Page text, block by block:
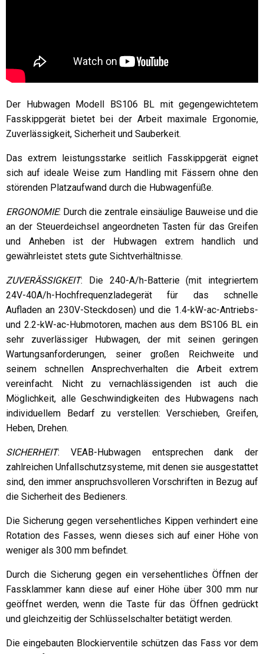
Der Hubwagen Modell BS106 BL mit gegengewichtetem
Fasskippgerät bietet bei der Arbeit maximale Ergonomie,
Zuverlässigkeit, Sicherheit und Sauberkeit.
Das extrem leistungsstarke seitlich Fasskippgerät eignet
sich auf ideale Weise zum Handling mit Fässern ohne den
störenden Platzaufwand durch die Hubwagenfüße.
ERGONOMIE: Durch die zentrale einsäulige Bauweise und die
an der Steuerdeichsel angeordneten Tasten für das Greifen
und Anheben ist der Hubwagen extrem handlich und
gewährleistet stets gute Sichtverhältnisse.
ZUVERÄSSIGKEIT: Die 240-A/h-Batterie (mit integriertem
24V-40A/h-Hochfrequenzladegerät für das schnelle
Aufladen an 230V-Steckdosen) und die 1.4-kW-ac-Antriebs-
und 2.2-kW-ac-Hubmotoren, machen aus dem BS106 BL ein
sehr zuverlässiger Hubwagen, der mit seinen geringen
Wartungsanforderungen, seiner großen Reichweite und
seinem schnellen Ansprechverhalten die Arbeit extrem
vereinfacht. Nicht zu vernachlässigenden ist auch die
Möglichkeit, alle Geschwindigkeiten des Hubwagens nach
individuellem Bedarf zu verstellen: Verschieben, Greifen,
Heben, Drehen.
SICHERHEIT: VEAB-Hubwagen entsprechen dank der
zahlreichen Unfallschutzsysteme, mit denen sie ausgestattet
sind, den immer anspruchsvolleren Vorschriften in Bezug auf
die Sicherheit des Bedieners.
Die Sicherung gegen versehentliches Kippen verhindert eine
Rotation des Fasses, wenn dieses sich auf einer Höhe von
weniger als 300 mm befindet.
Durch die Sicherung gegen ein versehentliches Öffnen der
Fassklammer kann diese auf einer Höhe über 300 mm nur
geöffnet werden, wenn die Taste für das Öffnen gedrückt
und gleichzeitig der Schlüsselschalter betätigt werden.
Die eingebauten Blockierventile schützen das Fass vor dem